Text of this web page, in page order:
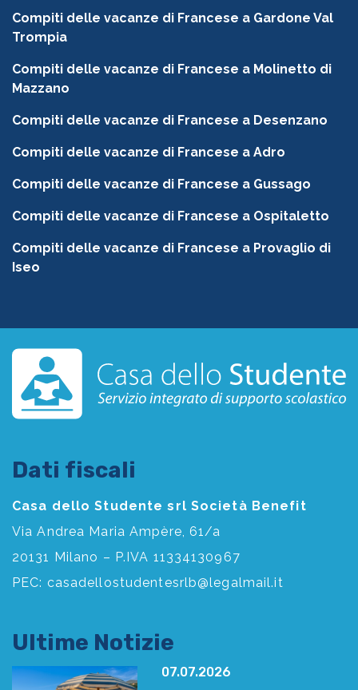
Compiti delle vacanze di Francese a Gardone Val
Trompia
Compiti delle vacanze di Francese a Molinetto di
Mazzano
Compiti delle vacanze di Francese a Desenzano
Compiti delle vacanze di Francese a Adro
Compiti delle vacanze di Francese a Gussago
Compiti delle vacanze di Francese a Ospitaletto
Compiti delle vacanze di Francese a Provaglio di
Iseo
Dati fiscali
Casa dello Studente srl Società Benefit
Via Andrea Maria Ampère, 61/a
20131 Milano – P.IVA 11334130967
PEC: casadellostudentesrlb@legalmail.it
Ultime Notizie
07.07.2026